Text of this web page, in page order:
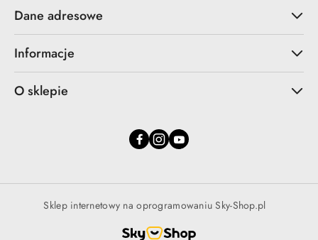
Dane adresowe
Informacje
O sklepie
Sklep internetowy na oprogramowaniu Sky-Shop.pl